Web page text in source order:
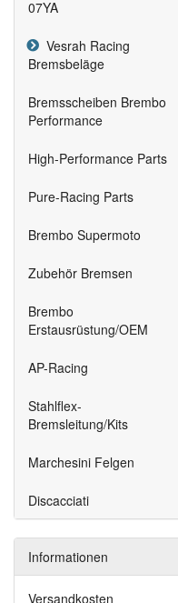
07YA
Vesrah Racing
Bremsbeläge
Bremsscheiben Brembo
Performance
High-Performance Parts
Pure-Racing Parts
Brembo Supermoto
Zubehör Bremsen
Brembo
Erstausrüstung/OEM
AP-Racing
Stahlflex-
Bremsleitung/Kits
Marchesini Felgen
Discacciati
Informationen
Versandkosten